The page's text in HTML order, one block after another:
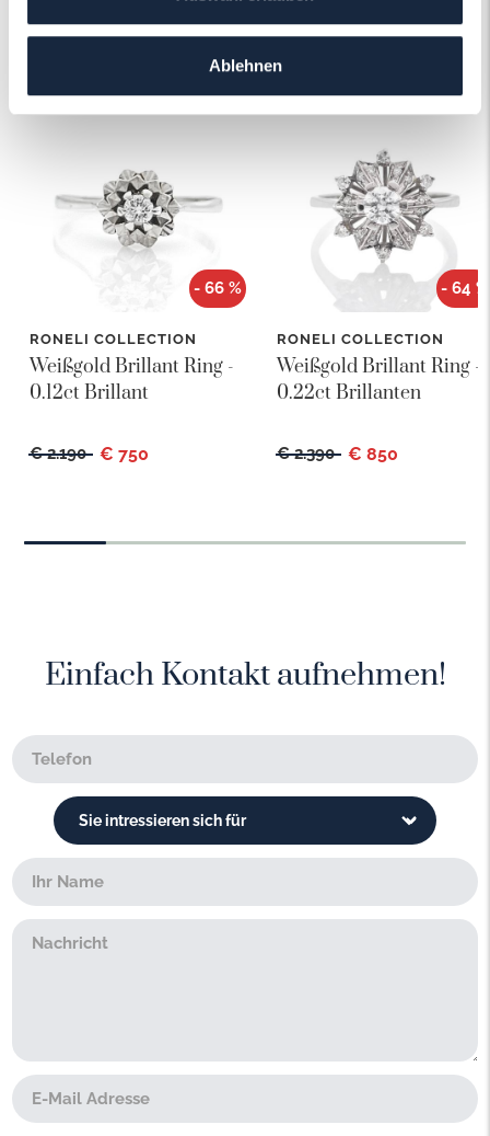
Ablehnen
Das könnte Ihnen auch gefallen!
- 66 %
RONELI COLLECTION
Weißgold Brillant Ring -
0.12ct Brillant
€ 2.190 € 750
- 64 %
RONELI COLLECTION
Weißgold Brillant Ring -
0.22ct Brillanten
€ 2.390 € 850
Einfach Kontakt aufnehmen!